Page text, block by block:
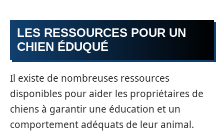
LES RESSOURCES POUR UN
CHIEN ÉDUQUÉ
Il existe de nombreuses ressources
disponibles pour aider les propriétaires de
chiens à garantir une éducation et un
comportement adéquats de leur animal.